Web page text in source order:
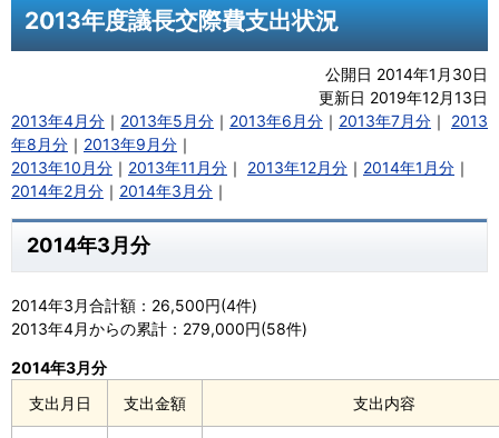
2013年度議長交際費支出状況
公開日 2014年1月30日
更新日 2019年12月13日
2013年4月分 ｜ 2013年5月分 ｜ 2013年6月分 ｜ 2013年7月分 ｜ 2013
年8月分 ｜ 2013年9月分 ｜
2013年10月分 ｜ 2013年11月分 ｜ 2013年12月分 ｜ 2014年1月分 ｜
2014年2月分 ｜ 2014年3月分 ｜
2014年3月分
2014年3月合計額：26,500円(4件)
2013年4月からの累計：279,000円(58件)
支出月日 支出金額 支出内容
2014年3月分